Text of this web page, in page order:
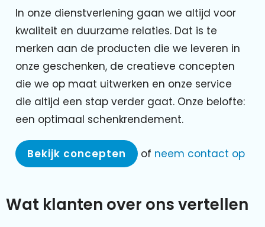
In onze dienstverlening gaan we altijd voor
kwaliteit en duurzame relaties. Dat is te
merken aan de producten die we leveren in
onze geschenken, de creatieve concepten
die we op maat uitwerken en onze service
die altijd een stap verder gaat. Onze belofte:
een optimaal schenkrendement.
Bekijk concepten of neem contact op
Wat klanten over ons vertellen